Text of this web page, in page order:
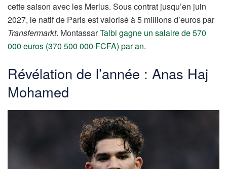
cette saison avec les Merlus. Sous contrat jusqu’en juin
2027, le natif de Paris est valorisé à 5 millions d’euros par
Transfermarkt. MontassarTalbi gagne un salaire de 570
000 euros (370 500 000 FCFA) par an.
Révélation de l’année : Anas Haj
Mohamed